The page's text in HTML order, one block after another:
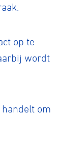
op te
wordt
om